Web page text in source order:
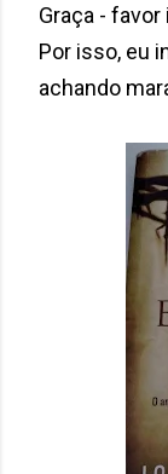
Graça -
Por isso, eu
achando